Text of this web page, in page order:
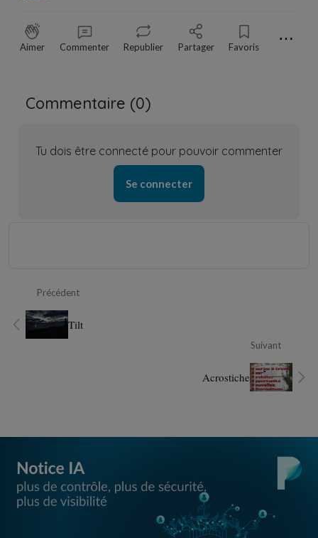
Aimer Commenter Republier Partager Favoris ⋯
Commentaire (0)
Tu dois être connecté pour pouvoir commenter
Se connecter
Précédent
Tilt
Suivant
Acrostiche